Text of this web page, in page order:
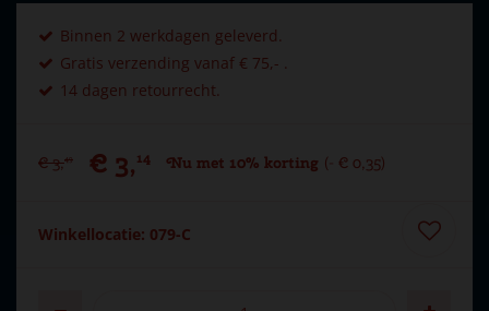
Binnen 2 werkdagen geleverd.
Gratis verzending vanaf € 75,- .
14 dagen retourrecht.
€ 3,49 € 3,14 Nu met 10% korting € 0,35
Winkellocatie: 079-C